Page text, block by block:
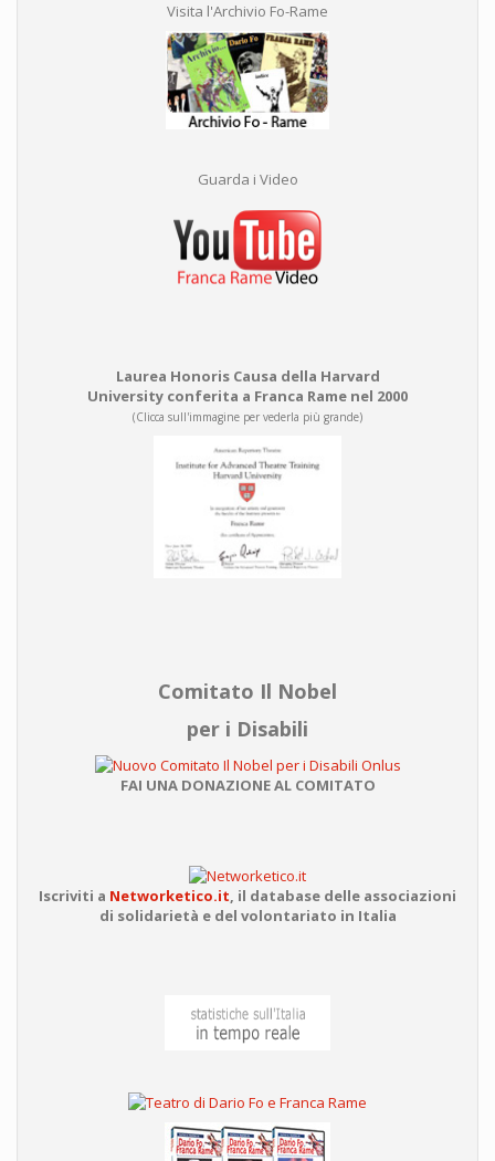
Visita l'Archivio Fo-Rame
Guarda i Video
Laurea Honoris Causa della Harvard
University conferita a Franca Rame nel 2000
(Clicca sull'immagine per vederla più grande)
Comitato Il Nobel
per i Disabili
FAI UNA DONAZIONE AL COMITATO
Iscriviti a Networketico.it, il database delle associazioni
di solidarietà e del volontariato in Italia